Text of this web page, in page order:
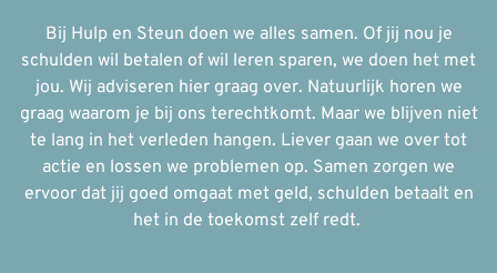
Bij Hulp en Steun doen we alles samen. Of jij nou je
schulden wil betalen of wil leren sparen, we doen het met
jou. Wij adviseren hier graag over. Natuurlijk horen we
graag waarom je bij ons terechtkomt. Maar we blijven niet
te lang in het verleden hangen. Liever gaan we over tot
actie en lossen we problemen op. Samen zorgen we
ervoor dat jij goed omgaat met geld, schulden betaalt en
het in de toekomst zelf redt.